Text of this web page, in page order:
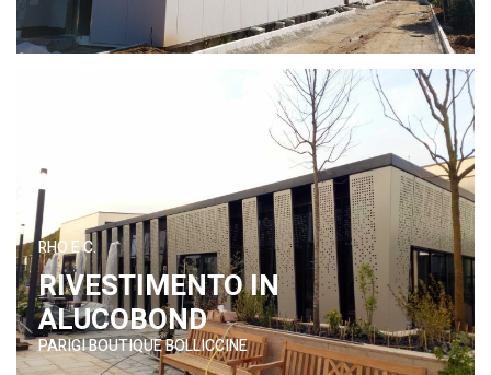
RHO E C.
RIVESTIMENTO IN
ALUCOBOND
PARIGI BOUTIQUE BOLLICCINE